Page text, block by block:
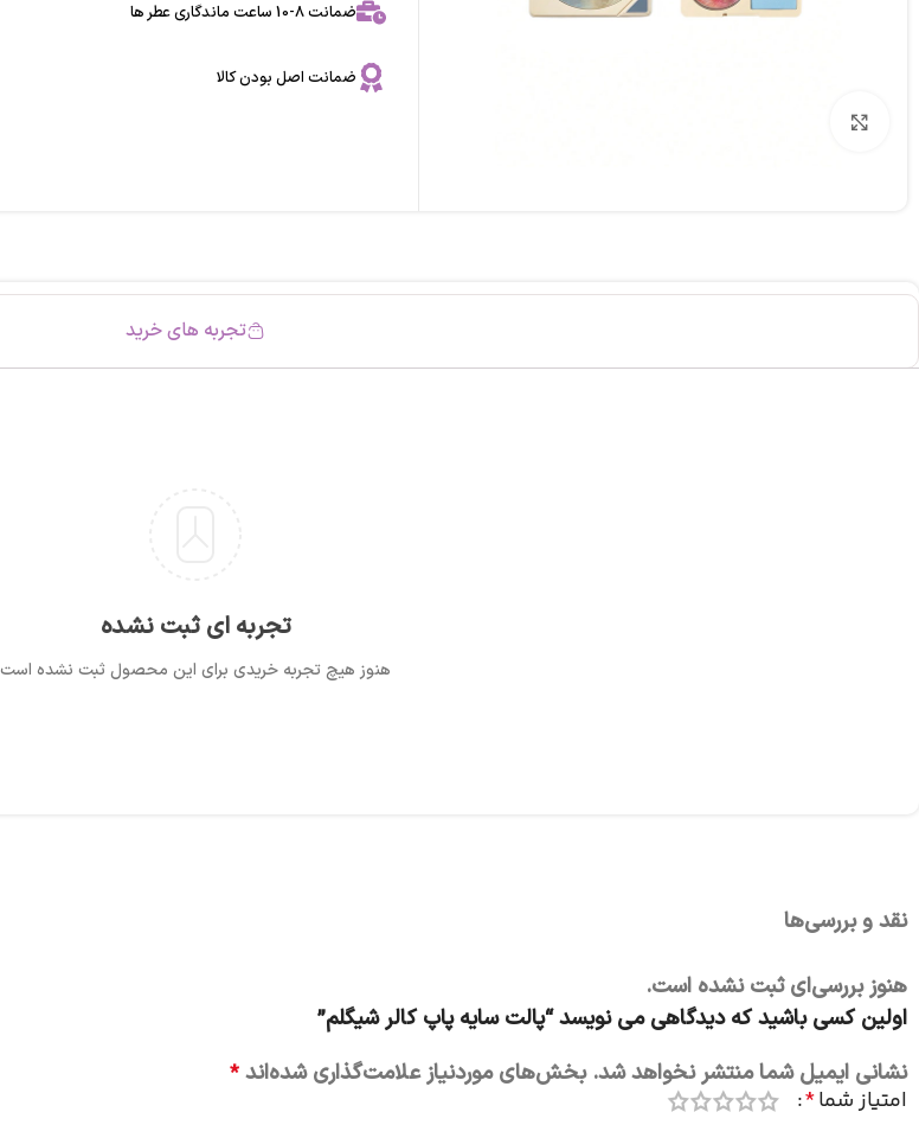
ضمانت 8-10 ساعت ماندگاری عطر ها
ضمانت اصل بودن کالا
تجربه های خرید
تجربه ای ثبت نشده
هنوز هیچ تجربه خریدی برای این محصول ثبت نشده است
نقد و بررسی‌ها
هنوز بررسی‌ای ثبت نشده است.
اولین کسی باشید که دیدگاهی می نویسد “پالت سایه پاپ کالر شیگلم”
نشانی ایمیل شما منتشر نخواهد شد. بخش‌های موردنیاز علامت‌گذاری شده‌اند *
امتیاز شما*